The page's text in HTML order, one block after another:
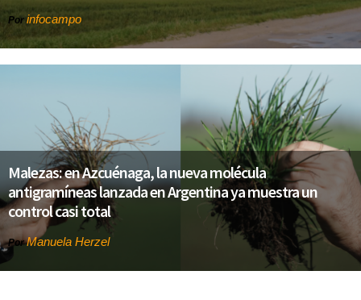
Por infocampo
Malezas: en Azcuénaga, la nueva molécula
antigramíneas lanzada en Argentina ya muestra un
control casi total
PorManuela Herzel